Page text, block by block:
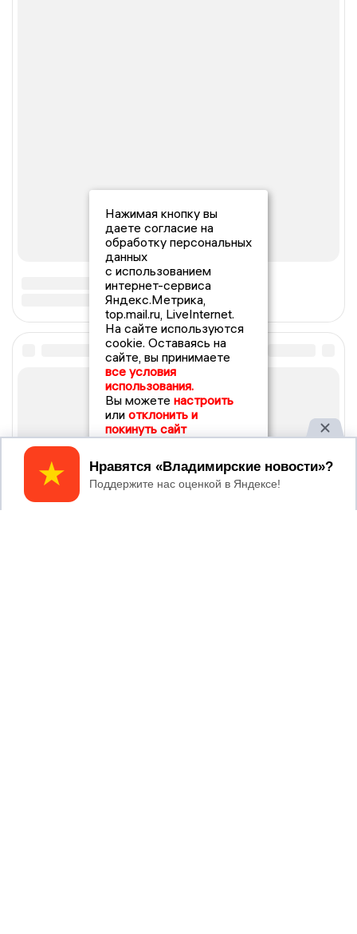
Нажимая кнопку вы
даете согласие на
обработку персональных
данных
с использованием
интернет-сервиса
Яндекс.Метрика,
top.mail.ru, LiveInternet.
На сайте используются
cookie. Оставаясь на
сайте, вы принимаете
все условия
использования.
Вы можете настроить
или отклонить и
покинуть сайт
Принять